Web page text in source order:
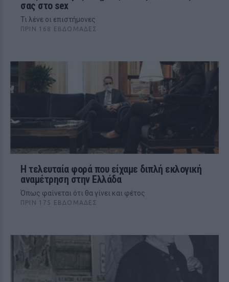
σας στο sex
Τι λένε οι επιστήμονες
ΠΡΙΝ 168 ΕΒΔΟΜΆΔΕΣ
Η τελευταία φορά που είχαμε διπλή εκλογική
αναμέτρηση στην Ελλάδα
Όπως φαίνεται ότι θα γίνει και φέτος
ΠΡΙΝ 175 ΕΒΔΟΜΆΔΕΣ